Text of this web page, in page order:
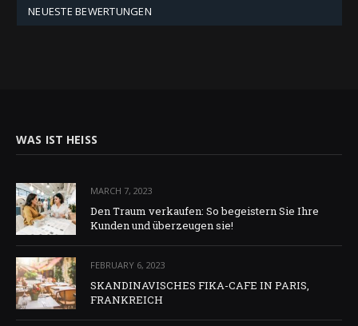
NEUESTE BEWERTUNGEN
WAS IST HEISS
MARCH 7, 2023
Den Traum verkaufen: So begeistern Sie Ihre
Kunden und überzeugen sie!
FEBRUARY 6, 2023
SKANDINAVISCHES FIKA-CAFE IN PARIS,
FRANKREICH